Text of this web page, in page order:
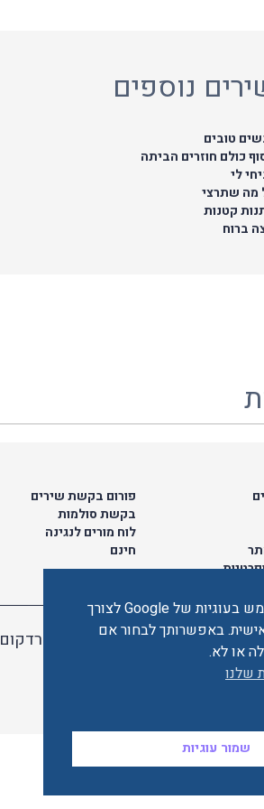
נוספים
טובים
כולם חוזרים הביתה
לי
מה שתרצי
קטנות
ברוח
פורום בקשת שירים
בקשת סולמות
לוח מורים לנגינה
חינם
האתר מאובטח ע"י קארדקום
האתר שלנו משתמש בעוגיות של Google לצורך
באפשרותך לבחור אם
או לא.
שלנו
שמור עוגיות